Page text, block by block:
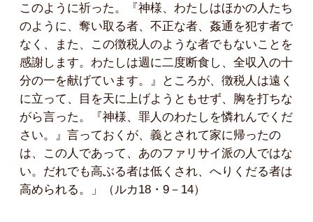
このように祈った。『神様、わたしはほかの人たち
のように、奪い取る者、不正な者、姦通を犯す者で
なく、また、この徴税人のような者でもないことを
感謝します。わたしは週に二度断食し、全収入の十
分の一を献げています。』ところが、徴税人は遠く
に立って、目を天に上げようともせず、胸を打ちな
がら言った。『神様、罪人のわたしを憐れんでくだ
さい。』言っておくが、義とされて家に帰ったの
は、この人であって、あのファリサイ派の人ではな
い。だれでも高ぶる者は低くされ、へりくだる者は
高められる。」（ルカ18・9－14）